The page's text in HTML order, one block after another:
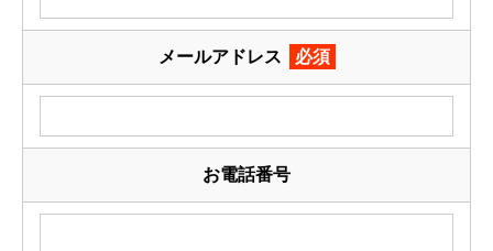
メールアドレス 必須
お電話番号